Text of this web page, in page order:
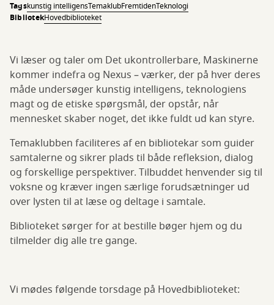
Tagskunstig intelligensTemaklubFremtidenTeknologi
BibliotekHovedbiblioteket
Vi læser og taler om Det ukontrollerbare, Maskinerne
kommer indefra og Nexus – værker, der på hver deres
måde undersøger kunstig intelligens, teknologiens
magt og de etiske spørgsmål, der opstår, når
mennesket skaber noget, det ikke fuldt ud kan styre.
Temaklubben faciliteres af en bibliotekar som guider
samtalerne og sikrer plads til både refleksion, dialog
og forskellige perspektiver. Tilbuddet henvender sig til
voksne og kræver ingen særlige forudsætninger ud
over lysten til at læse og deltage i samtale.
Biblioteket sørger for at bestille bøger hjem og du
tilmelder dig alle tre gange.
Vi mødes følgende torsdage på Hovedbiblioteket: